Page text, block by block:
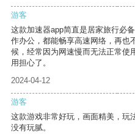
游客
这款加速器app简直是居家旅行必
作办公，都能畅享高速网络，再也
候，经常因为网速慢而无法正常使
用担心了。
2024-04-12
游客
这款游戏非常好玩，画面精美，玩
没有玩腻。